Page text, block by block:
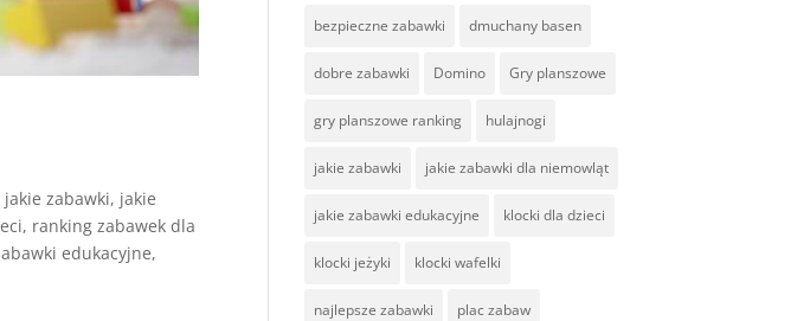
jakie zabawki, jakie
, ranking zabawek dla
edukacyjne,
bezpieczne zabawki dmuchany basen
dobre zabawki Domino Gry planszowe
gry planszowe ranking hulajnogi
jakie zabawki jakie zabawki dla niemowląt
jakie zabawki edukacyjne klocki dla dzieci
klocki jeżyki klocki wafelki
najlepsze zabawki plac zabaw